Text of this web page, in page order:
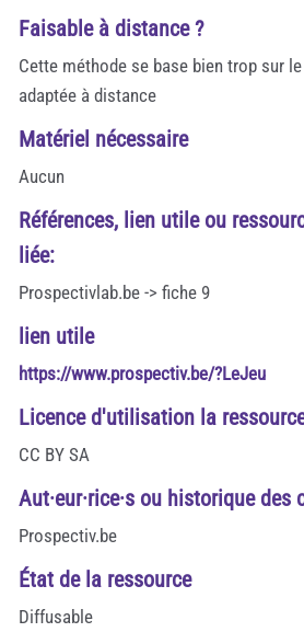
Faisable à distance ?
Cette méthode se base bien trop sur
adaptée à distance
Matériel nécessaire
Aucun
Références, lien utile ou
liée:
Prospectivlab.be -> fiche 9
lien utile
https://www.prospectiv.be/?LeJeu
Licence d'utilisation la
CC BY SA
Aut·eur·rice·s ou historique
Prospectiv.be
État de la ressource
Diffusable